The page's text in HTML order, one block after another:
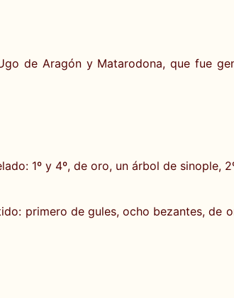
de Aragón y Matarodona, que fue
1º y 4º, de oro, un árbol de sinople,
primero de gules, ocho bezantes, de